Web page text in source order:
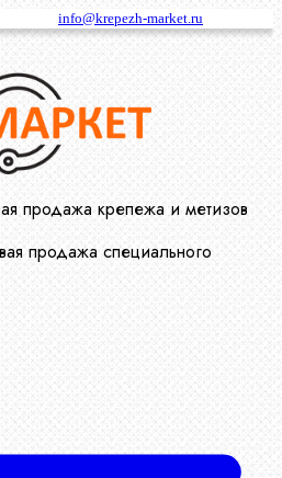
info@krepezh-market.ru
продажа крепежа и метизов
продажа специального